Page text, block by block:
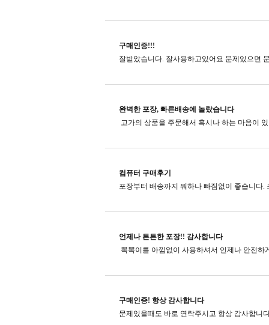
구매인증!!!
잘받았습니다. 잘사용하고있어요 문제있으면
완벽한 포장, 빠른배송에 놀랐습니다
컴퓨터 구매후기
포장부터 배송까지 뭐하나 빠짐없이 좋습니다
언제나 튼튼한 포장!! 감사합니다
뽁뽁이를 아낌없이 사용하셔서 언제나 안전하
구매인증! 항상 감사합니다
문제있을때도 바로 연락주시고​ 항상 감사합니